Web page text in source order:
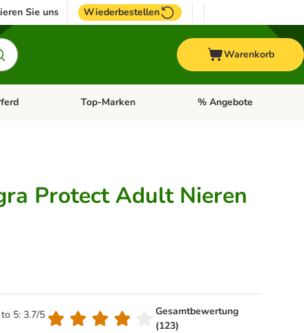
Sie uns Wiederbestellen
Warenkorb
Menü öffnen: VogelKategorie-Menü öffnen: Pferd
Top-Marken Kategorie-Menü öffnen:
% Angebote
Protect Adult Nieren
5: 3.7/5
Gesamtbewertung
(123)